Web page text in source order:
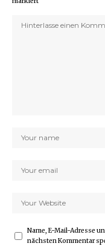
Name, E-Mail-Adresse
nächsten Kommentar